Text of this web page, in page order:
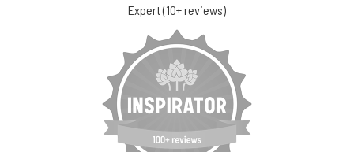
Expert (10+ reviews)